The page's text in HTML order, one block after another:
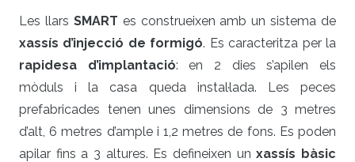
Les llars SMART es construeixen amb un sistema de
xassís d’injecció de formigó. Es caracteritza per la
rapidesa d’implantació: en 2 dies s’apilen els
mòduls i la casa queda instal·lada. Les peces
prefabricades tenen unes dimensions de 3 metres
d’alt, 6 metres d’ample i 1,2 metres de fons. Es poden
apilar fins a 3 altures. Es defineixen unxassís bàsic